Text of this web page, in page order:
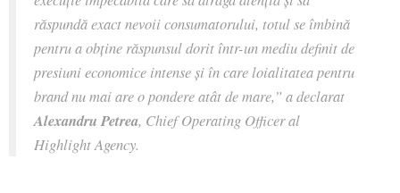
răspundă exact nevoii consumatorului, totul se îmbină
pentru a obține răspunsul dorit într-un mediu definit de
presiuni economice intense și în care loialitatea pentru
brand nu mai are o pondere atât de mare,” a declarat
Alexandru Petrea, Chief Operating Officer al
Highlight Agency.